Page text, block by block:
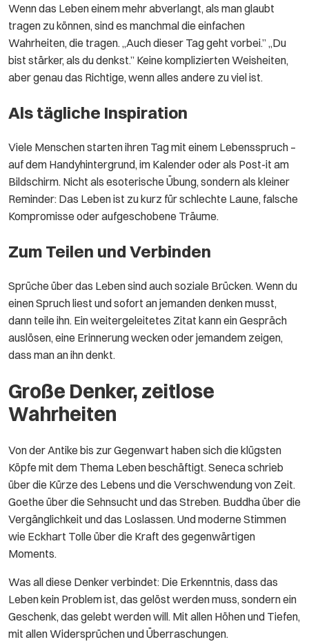
Wenn das Leben einem mehr abverlangt, als man glaubt
tragen zu können, sind es manchmal die einfachen
Wahrheiten, die tragen. „Auch dieser Tag geht vorbei.” „Du
bist stärker, als du denkst.” Keine komplizierten Weisheiten,
aber genau das Richtige, wenn alles andere zu viel ist.
Als tägliche Inspiration
Viele Menschen starten ihren Tag mit einem Lebensspruch –
auf dem Handyhintergrund, im Kalender oder als Post-it am
Bildschirm. Nicht als esoterische Übung, sondern als kleiner
Reminder: Das Leben ist zu kurz für schlechte Laune, falsche
Kompromisse oder aufgeschobene Träume.
Zum Teilen und Verbinden
Sprüche über das Leben sind auch soziale Brücken. Wenn du
einen Spruch liest und sofort an jemanden denken musst,
dann teile ihn. Ein weitergeleitetes Zitat kann ein Gespräch
auslösen, eine Erinnerung wecken oder jemandem zeigen,
dass man an ihn denkt.
Große Denker, zeitlose
Wahrheiten
Von der Antike bis zur Gegenwart haben sich die klügsten
Köpfe mit dem Thema Leben beschäftigt. Seneca schrieb
über die Kürze des Lebens und die Verschwendung von Zeit.
Goethe über die Sehnsucht und das Streben. Buddha über die
Vergänglichkeit und das Loslassen. Und moderne Stimmen
wie Eckhart Tolle über die Kraft des gegenwärtigen
Moments.
Was all diese Denker verbindet: Die Erkenntnis, dass das
Leben kein Problem ist, das gelöst werden muss, sondern ein
Geschenk, das gelebt werden will. Mit allen Höhen und Tiefen,
mit allen Widersprüchen und Überraschungen.